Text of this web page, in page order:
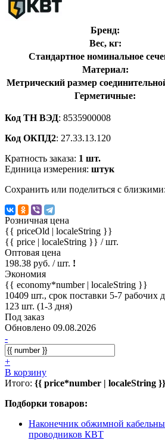
Бренд:
Вес, кг:
Стандартное номинальное
Материал:
Метрический размер
Герметичные:
Код ТН ВЭД: 8535900008
Код ОКПД2: 27.33.13.120
Кратность заказа: 1 шт.
Единица измерения: штук
Сохранить или поделиться с близкими:
Розничная цена
{{ priceOld | localeString }}
{{ price | localeString }} / шт.
Оптовая цена
198.38 руб. / шт. !
Экономия
{{ economy*number | localeString }}
10409 шт., срок поставки 5-7 рабочих
123 шт. (1-3 дня)
Под заказ
Обновлено 09.08.2026
-
+
В корзину
Итого: {{ price*number | localeString }}
Подборки товаров:
Наконечник обжимной
проводников КВТ